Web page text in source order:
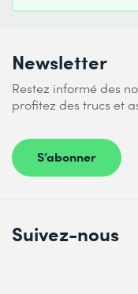
Newsletter
Restez informé des
profitez des trucs et
S’abonner
Suivez-nous